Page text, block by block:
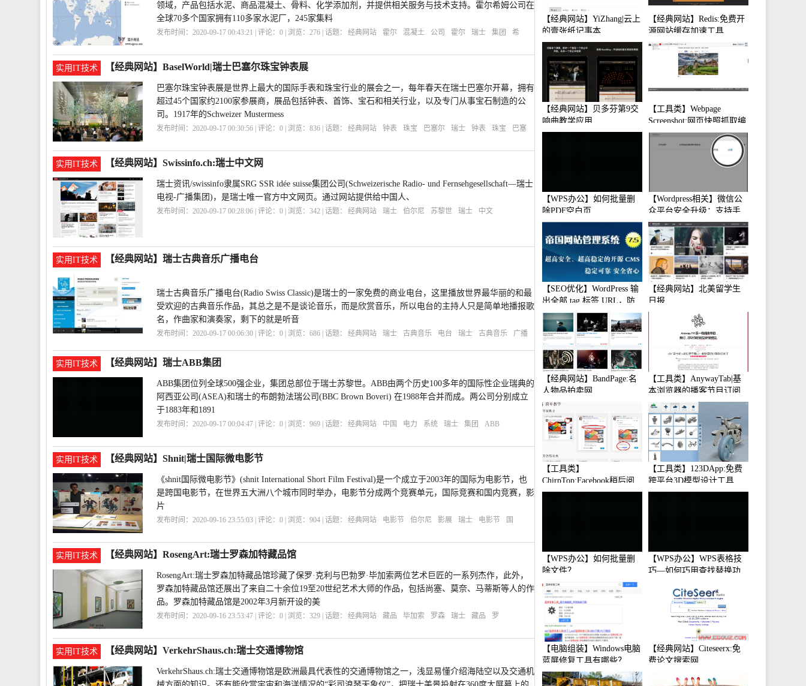
领域，产品包括水泥、商品混凝土、骨料、化学添加剂，并提供相关服务与技术支持。霍尔希姆公司在
全球70多个国家拥有110多家水泥厂，245家集料
发布时间：2020-09-17 00:43:21 | 评论：0 | 浏览：276 | 话题： 经典网站 霍尔 混凝土 公司 霍尔 瑞士 集团
希
实用IT技术 【经典网站】BaselWorld|瑞士巴塞尔珠宝钟表展
巴塞尔珠宝钟表展是世界上最大的国际手表和珠宝行业的展会之一，每年春天在瑞士巴塞尔开幕，拥有
超过45个国家约2100家参展商，展品包括钟表、首饰、宝石和相关行业，以及专门从事宝石制造的公
司。1917年的Schweizer Mustermess
发布时间：2020-09-17 00:30:56 | 评论：0 | 浏览：836 | 话题： 经典网站 钟表 珠宝 巴塞尔 瑞士 钟表 珠宝
巴塞
实用IT技术 【经典网站】Swissinfo.ch:瑞士中文网
瑞士资讯/swissinfo隶属SRG SSR idée suisse集团公司(Schweizerische Radio- und Fernsehgesellschaft―瑞士
电视-广播集团)，是瑞士唯一官方中文网页。通过网站提供给中国人、
发布时间：2020-09-17 00:28:06 | 评论：0 | 浏览：342 | 话题： 经典网站 瑞士 伯尔尼 苏黎世 瑞士
中文
实用IT技术 【经典网站】瑞士古典音乐广播电台
瑞士古典音乐广播电台(Radio Swiss Classic)是瑞士的一家免费的商业电台，这里播放世界最华丽的和最
受欢迎的古典音乐作品，其总之是不是谈论音乐，而是欣赏音乐，所以电台的主持人只是简单地播报歌
名，作曲家和演奏家，剩下的就是听音
发布时间：2020-09-17 00:06:30 | 评论：0 | 浏览：686 | 话题： 经典网站 瑞士 古典音乐 电台 瑞士 古典音乐
广播
电台
实用IT技术 【经典网站】瑞士ABB集团
ABB集团位列全球500强企业，集团总部位于瑞士苏黎世。ABB由两个历史100多年的国际性企业瑞典的
阿西亚公司(ASEA)和瑞士的布朗勃法瑞公司(BBC Brown Boveri) 在1988年合并而成。两公司分别成立
于1883年和1891
发布时间：2020-09-17 00:04:47 | 评论：0 | 浏览：969 | 话题： 经典网站 中国 电力 系统 瑞士 集团 ABB
实用IT技术 【经典网站】Shnit|瑞士国际微电影节
《shnit国际微电影节》(shnit International Short Film Festival)是一个成立于2003年的国际为电影节，也
是跨国电影节，在世界五大洲八个城市同时举办，电影节分成两个竞赛单元，国际竞赛和国内竞赛，影
片
发布时间：2020-09-16 23:55:03 | 评论：0 | 浏览：904 | 话题： 经典网站 电影节 伯尔尼 影展 瑞士 电影节
国
实用IT技术 【经典网站】RosengArt:瑞士罗森加特藏品馆
RosengArt:瑞士罗森加特藏品馆珍藏了保罗·克利与巴勃罗·毕加索两位艺术巨匠的一系列杰作，此外，
罗森加特藏品馆还展出了来自二十余位19至20世纪艺术大师的作品，包括尚塞、莫奈、马蒂斯等人的作
品。罗森加特藏品馆是2002年3月新开设的美
发布时间：2020-09-16 23:53:47 | 评论：0 | 浏览：329 | 话题： 经典网站 藏品 毕加索 罗森 瑞士 藏品
罗
实用IT技术 【经典网站】VerkehrShaus.ch:瑞士交通博物馆
VerkehrShaus.ch:瑞士交通博物馆是欧洲最具代表性的交通博物馆之一，浅显易懂介绍海陆空以及交通机
【经典网站】YiZhang|云上
的壹张纸记事本
【经典网站】Redis:免费开
源网站缓存加速工具
【经典网站】贝多芬第9交
响曲教学应用
【工具类】Webpage
Screenshot:网页快照抓取编
辑工具
【WPS办公】如何批量删
除PDF空白页
【Wordpress相关】微信公
众平台安全升级：支持手
机保护
【SEO优化】WordPress 输
出全部 tag 标签 URL，防
止中文转码
【经典网站】北美留学生
日报
【经典网站】BandPage:名
人物品拍卖网
【工具类】AnywayTab|基
本浏览器的播客节目订阅
【工具类】
ChirpTop:Facebook稍后阅
读工具
【工具类】123DApp:免费
跨平台3D模型设计工具
【WPS办公】如何批量删
除文件？
【WPS办公】WPS表格技
巧—如何巧用查找替换功
【电脑组装】Windows电脑
蓝屏修复工具有哪些？
【经典网站】Citeseerx:免
费论文搜索网